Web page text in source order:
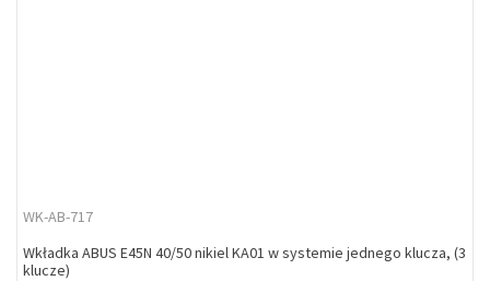
WK-AB-717
Wkładka ABUS E45N 40/50 nikiel KA01 w systemie jednego klucza, (3
klucze)